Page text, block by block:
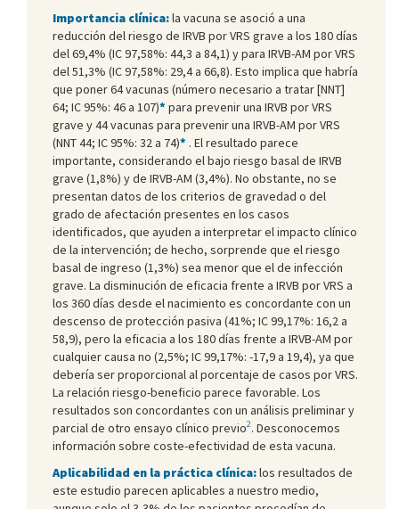
Importancia clínica:la vacuna se asoció a una
reducción del riesgo de IRVB por VRS grave a los 180 días
del 69,4% (IC 97,58%: 44,3 a 84,1) y para IRVB-AM por VRS
del 51,3% (IC 97,58%: 29,4 a 66,8). Esto implica que habría
que poner 64 vacunas (número necesario a tratar [NNT]
64; IC 95%: 46 a 107)* para prevenir una IRVB por VRS
grave y 44 vacunas para prevenir una IRVB-AM por VRS
(NNT 44; IC 95%: 32 a 74)* . El resultado parece
importante, considerando el bajo riesgo basal de IRVB
grave (1,8%) y de IRVB-AM (3,4%). No obstante, no se
presentan datos de los criterios de gravedad o del
grado de afectación presentes en los casos
identificados, que ayuden a interpretar el impacto clínico
de la intervención; de hecho, sorprende que el riesgo
basal de ingreso (1,3%) sea menor que el de infección
grave. La disminución de eficacia frente a IRVB por VRS a
los 360 días desde el nacimiento es concordante con un
descenso de protección pasiva (41%; IC 99,17%: 16,2 a
58,9), pero la eficacia a los 180 días frente a IRVB-AM por
cualquier causa no (2,5%; IC 99,17%: -17,9 a 19,4), ya que
debería ser proporcional al porcentaje de casos por VRS.
La relación riesgo-beneficio parece favorable. Los
resultados son concordantes con un análisis preliminar y
parcial de otro ensayo clínico previo2. Desconocemos
información sobre coste-efectividad de esta vacuna.
Aplicabilidad en la práctica clínica:los resultados de
este estudio parecen aplicables a nuestro medio,